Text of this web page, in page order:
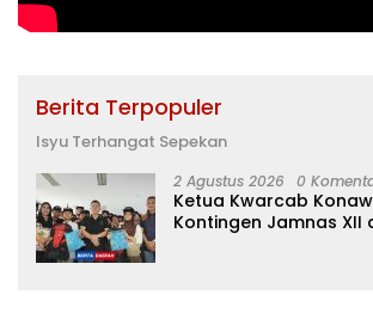
Berita Terpopuler
Isyu Terhangat Sepekan
2 Agustus 2026 0
Ketua Kwarcab
Kontingen Jamnas XII